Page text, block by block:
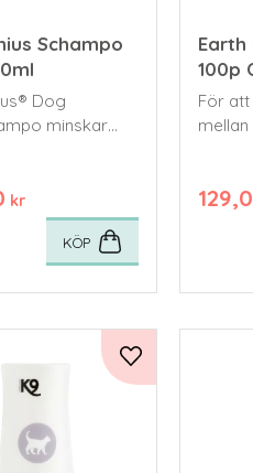
Schampo
Dog
minskar
kr
KÖP
Earth
100p
För att
Lägg till i